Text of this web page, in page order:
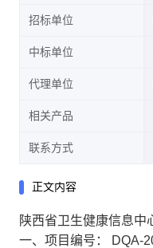
招标单位
中标单位
代理单位
相关产品
联系方式
正文内容
陕西省卫生健康信息中
一、项目编号：
DQA-